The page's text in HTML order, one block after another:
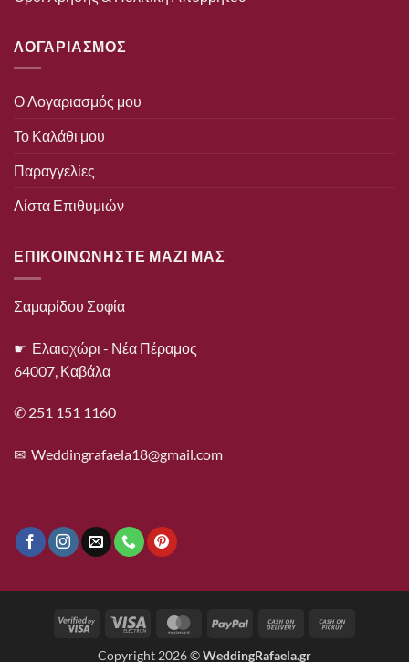
ΛΟΓΑΡΙΑΣΜΟΣ
Ο Λογαριασμός μου
Το Καλάθι μου
Παραγγελίες
Λίστα Επιθυμιών
ΕΠΙΚΟΙΝΩΝΗΣΤΕ ΜΑΖΙ ΜΑΣ
Σαμαρίδου Σοφία
☛ Ελαιοχώρι - Νέα Πέραμος
64007, Καβάλα
✆ 251 151 1160
✉ Weddingrafaela18@gmail.com
Visa
Visa
MasterCardPayPal
Cash
Copyright 2026 ©WeddingRafaela.gr